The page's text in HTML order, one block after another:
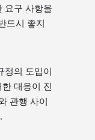
요구 사항을
드시 좋지
정의 도입이
대응이 진
관행 사이